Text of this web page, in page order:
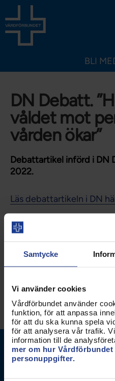
Samtycke
Vi använder cookies
Vårdförbundet använder
funktion, för att anpassa
för att du ska kunna spela
för att analysera vår trafik.
information till de
mer om hur Vårdförbundet
personuppgifter.
BLI
DN Debatt.
våldet mot
vården ökar”
Debattartikel införd i DN
2022.
Läs debattartikeln i DN
Uppdaterad: